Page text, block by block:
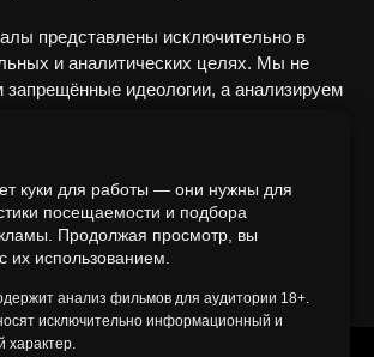
представлены исключительно в
и аналитических целях. Мы не
запрещённые идеологии, а анализируем
НА НАС
куки для работы — они нужны для
посещаемости и подбора
Продолжая просмотр, вы
их использованием.
анализ фильмов для аудитории 18+.
исключительно информационный и
характер.